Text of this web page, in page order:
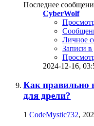
Последнее
CyberWolf
Личное
Записи в
2024-12-16,
Как правильно
для дрели?
1 CodeMystic732,